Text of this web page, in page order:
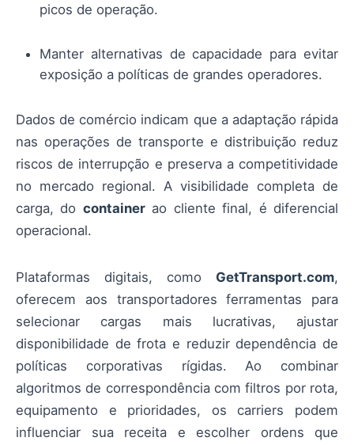
picos de operação.
Manter alternativas de capacidade para evitar
exposição a políticas de grandes operadores.
Dados de comércio indicam que a adaptação rápida
nas operações de transporte e distribuição reduz
riscos de interrupção e preserva a competitividade
no mercado regional. A visibilidade completa de
carga, do containerao cliente final, é diferencial
operacional.
Plataformas digitais, como GetTransport.com,
oferecem aos transportadores ferramentas para
selecionar cargas mais lucrativas, ajustar
disponibilidade de frota e reduzir dependência de
políticas corporativas rígidas. Ao combinar
algoritmos de correspondência com filtros por rota,
equipamento e prioridades, os carriers podem
influenciar sua receita e escolher ordens que